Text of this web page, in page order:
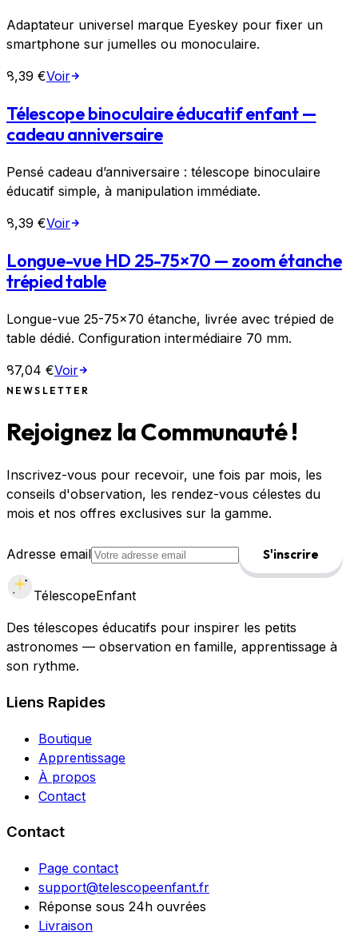
Adaptateur universel marque Eyeskey pour fixer un
smartphone sur jumelles ou monoculaire.
8,39 €Voir
Télescope binoculaire éducatif enfant —
cadeau anniversaire
Pensé cadeau d’anniversaire : télescope binoculaire
éducatif simple, à manipulation immédiate.
8,39 €Voir
Longue-vue HD 25-75×70 — zoom étanche
trépied table
Longue-vue 25-75×70 étanche, livrée avec trépied de
table dédié. Configuration intermédiaire 70 mm.
87,04 €Voir
NEWSLETTER
Rejoignez la Communauté !
Inscrivez-vous pour recevoir, une fois par mois, les
conseils d'observation, les rendez-vous célestes du
mois et nos offres exclusives sur la gamme.
Adresse email S'inscrire
TélescopeEnfant
Des télescopes éducatifs pour inspirer les petits
astronomes — observation en famille, apprentissage à
son rythme.
Liens Rapides
Boutique
Apprentissage
À propos
Contact
Contact
Page contact
support@telescopeenfant.fr
Réponse sous 24h ouvrées
Livraison